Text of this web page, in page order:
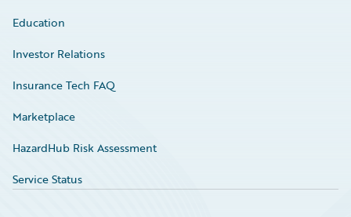
Education
Investor Relations
Insurance Tech FAQ
Marketplace
HazardHub Risk Assessment
Service Status